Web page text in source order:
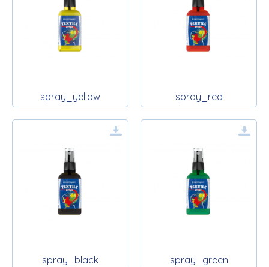
spray_yellow spray_red
spray_black spray_green